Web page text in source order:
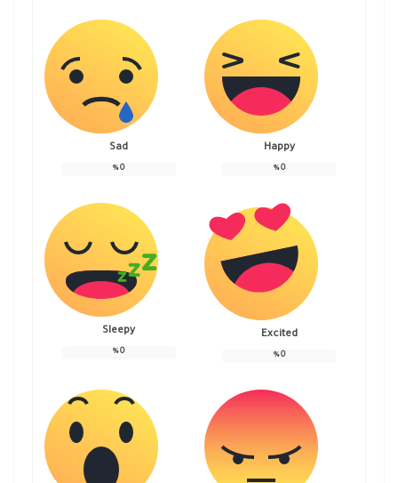
Happy
0
%
Sad
0
%
Excited
0
%
Sleepy
0
%